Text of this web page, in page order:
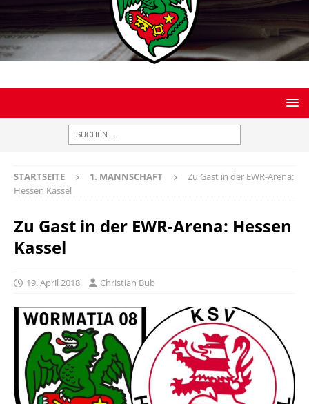
STARTSEITE 1. MANNSCHAFT
Zu Gast in der EWR-Arena:
Hessen Kassel
Zu Gast in der EWR-Arena: Hessen
Kassel
19. April 2018 Christian Bub